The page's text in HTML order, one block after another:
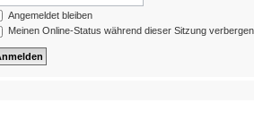
Angemeldet bleiben
Meinen Online-Status während dieser Sitzung verbergen